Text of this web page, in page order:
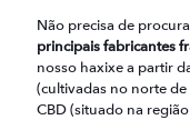
Não precisa de
principais fabricantes
nosso haxixe a partir
(cultivadas no norte
CBD (situado na